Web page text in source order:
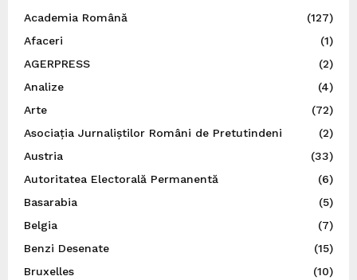
Academia Română
(127)
Afaceri
(1)
AGERPRESS
(2)
Analize
(4)
Arte
(72)
Asociația Jurnaliștilor Români de Pretutindeni
(2)
Austria
(33)
Autoritatea Electorală Permanentă
(6)
Basarabia
(5)
Belgia
(7)
Benzi Desenate
(15)
Bruxelles
(10)